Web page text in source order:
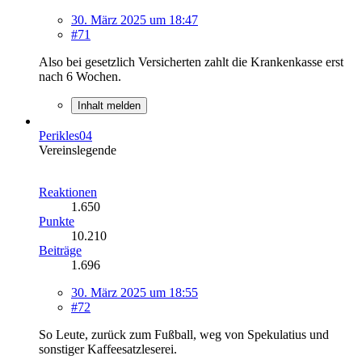
30. März 2025 um 18:47
#71
Also bei gesetzlich Versicherten zahlt die Krankenkasse erst
nach 6 Wochen.
Inhalt melden
Perikles04
Vereinslegende
Reaktionen
1.650
Punkte
10.210
Beiträge
1.696
30. März 2025 um 18:55
#72
So Leute, zurück zum Fußball, weg von Spekulatius und
sonstiger Kaffeesatzleserei.